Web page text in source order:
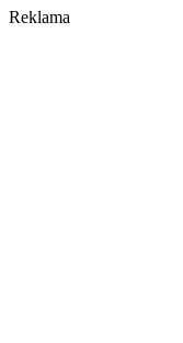
Reklama